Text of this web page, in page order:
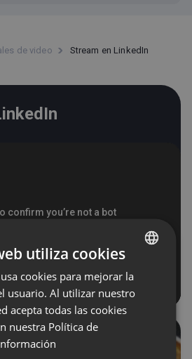
de video Stream en LinkedIn
ENGLISH
FRENCH
utiliza cookies
cookies para mejorar la
usuario. Al utilizar nuestro
acepta todas las cookies
nuestra Política de